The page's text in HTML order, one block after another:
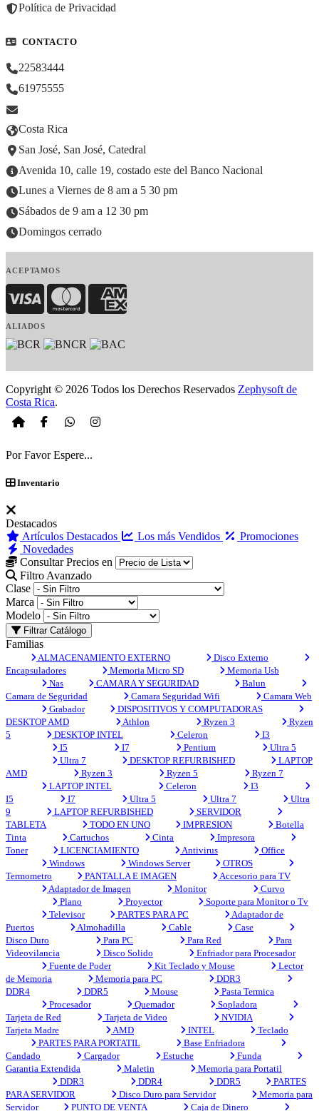
Política de Privacidad
CONTACTO
22583444
61975555
Costa Rica
San José, San José, Catedral
Avenida 10, calle 19, costado este del Banco Nacional
Lunes a Viernes de 8 am a 5 30 pm
Sábados de 9 am a 12 30 pm
Domingos cerrado
ACEPTAMOS
Visa MasterCardAmerican Express
ALIADOS
Copyright © 2026 Todos los Derechos Reservados Zephysoft de
Costa Rica.
Por Favor Espere...
Inventario
Destacados
Artículos Destacados
Los más Vendidos
Promociones
Novedades
Consultar Precios en
Filtro Avanzado
Clase
Marca
Modelo
Filtrar Catálogo
Familias
ALMACENAMIENTO EXTERNO
Disco Externo
Encapsuladores
Memoria Micro SD
Memoria Usb
Nas
CAMARA Y SEGURIDAD
Balun
Camara de Seguridad
Camara Seguridad Wifi
Camara Web
Grabador
DISPOSITIVOS Y COMPUTADORAS
DESKTOP AMD
Athlon Ryzen 3
Ryzen
5
DESKTOP INTEL Celeron
I3
I5
I7 Pentium
Ultra 5
Ultra 7
DESKTOP REFURBISHED
LAPTOP
AMD
Ryzen 3 Ryzen 5
Ryzen 7
LAPTOP INTEL
Celeron
I3
I5
I7 Ultra 5 Ultra 7
Ultra
9
LAPTOP REFURBISHED
SERVIDOR
TABLETA
TODO EN UNO IMPRESION
Botella
Tinta
Cartuchos Cinta
Impresora
Toner
LICENCIAMIENTO Antivirus
Office
Windows
Windows Server
OTROS
Termometro
PANTALLA E IMAGEN
Accesorio para TV
Adaptador de Imagen
Monitor
Curvo
Plano
Proyector
Soporte para Monitor o Tv
Televisor
PARTES PARA PC
Adaptador de
Puertos
Almohadilla Cable
Case
Disco Duro
Para PC Para Red
Para
Videovilancia
Disco Solido
Enfriador para Procesador
Fuente de Poder
Kit Teclado y Mouse
Lector
de Memoria
Memoria para PC
DDR3
DDR4
DDR5 Mouse
Pasta Termica
Procesador
Quemador
Sopladora
Tarjeta de Red
Tarjeta de Video
NVIDIA
Tarjeta Madre
AMD INTEL
Teclado
PARTES PARA PORTATIL
Base Enfriadora
Candado
Cargador Estuche
Funda
Garantia Extendida
Maletin
Memoria para Portatil
DDR3
DDR4 DDR5
PARTES
PARA SERVIDOR
Disco Duro para Servidor
Memoria para
Servidor
PUNTO DE VENTA Caja de Dinero